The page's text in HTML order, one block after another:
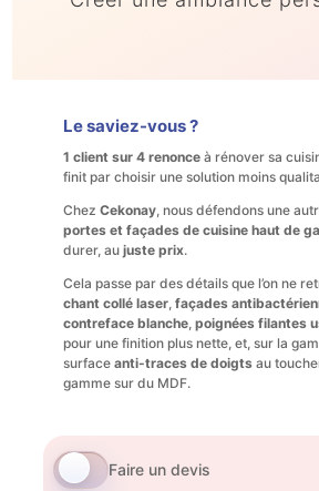
Le saviez-vous ?
1 client sur 4 renonceà rénover sa
finit par choisir une solution moins
Chez Cekonay, nous défendons une
portes et façades de cuisine haut de
durer, au juste prix.
Cela passe par des détails que l’on ne
chant collé laser, façades
contreface blanche, poignées filantes
pour une finition plus nette, et, sur la
surface anti-traces de doigtsau
gamme sur du MDF.
Faire un devis